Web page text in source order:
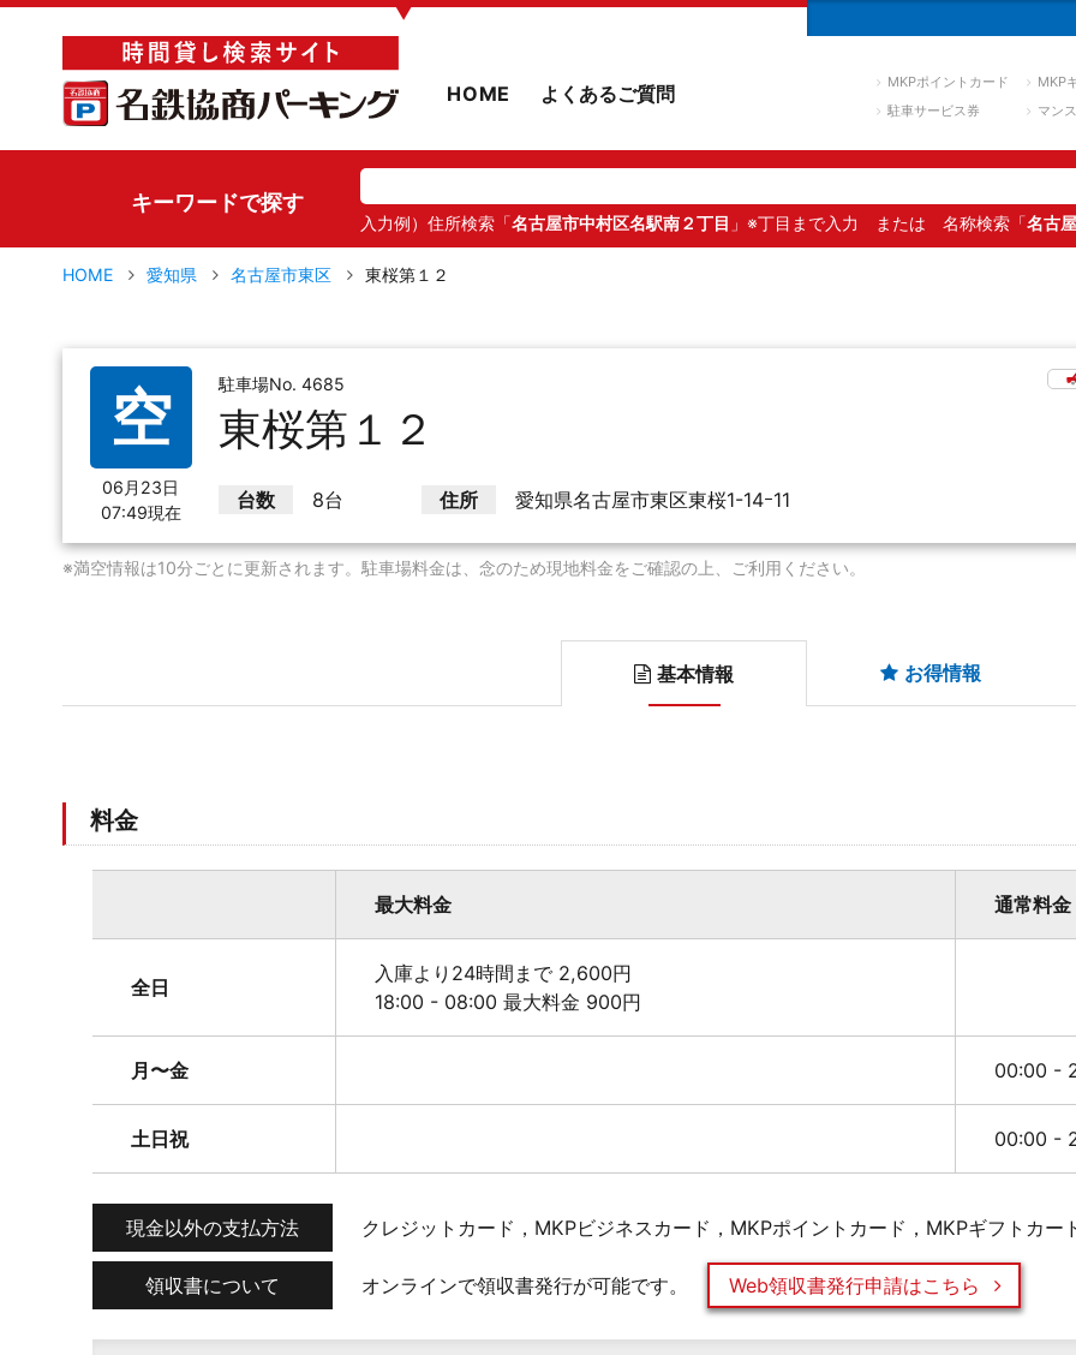
▼
HOME よくあるご質問 MKPポイントカード
MKP
駐車サービス券
マン
キーワードで探す
入力例）住所検索「名古屋市中村区名駅南２丁目 」※丁目まで入力 または 名称検索「名古
HOME 愛知県 名古屋市東区 東桜第１２
空
06月23日
07:49現在
駐車場No. 4685
東桜第１２
台数 8台 住所 愛知県名古屋市東区東桜1-14ｰ11
※満空情報は10分ごとに更新されます。駐車場料金は、念のため現地料金をご確認の上、ご利用ください。
基本情報 お得情報
料金
最大料金 通常料金
全日
入庫より24時間まで 2,600円
18:00 - 08:00 最大料金 900円
月〜金 00:00 -
土日祝 00:00 -
現金以外の支払方法 クレジットカード，MKPビジネスカード，MKPポイントカード，MKPギフトカー
領収書について オンラインで領収書発行が可能です。 Web領収書発行申請はこちら